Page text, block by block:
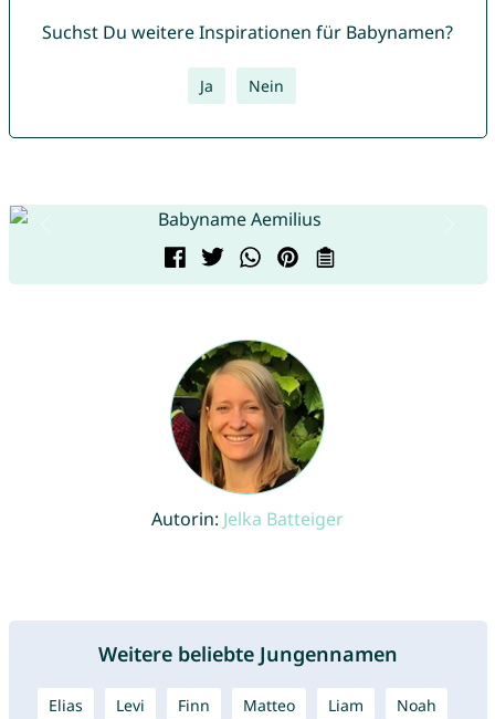
Suchst Du weitere Inspirationen für Babynamen?
Ja Nein
Autorin: Jelka Batteiger
Weitere beliebte Jungennamen
Elias Levi Finn Matteo Liam Noah